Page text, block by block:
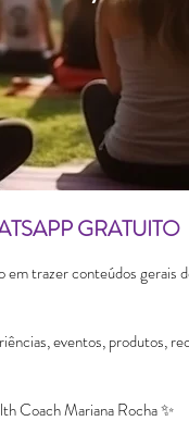
GRATUITO
em trazer conteúdos gerais
eventos, produtos,
Coach Mariana Rocha ✨